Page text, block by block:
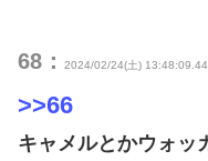
68： 2024/02/24(土) 13:48:09.44
>>66
キャメルとかウォッ